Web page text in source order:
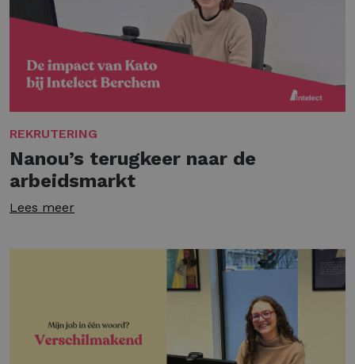
REKRUTERING
Nanou’s terugkeer naar de
arbeidsmarkt
Lees meer